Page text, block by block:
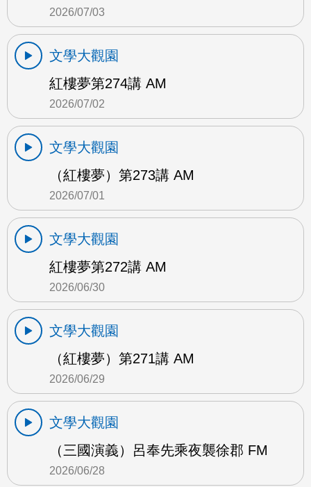
2026/07/03
文學大觀園
紅樓夢第274講 AM
2026/07/02
文學大觀園
（紅樓夢）第273講 AM
2026/07/01
文學大觀園
紅樓夢第272講 AM
2026/06/30
文學大觀園
（紅樓夢）第271講 AM
2026/06/29
文學大觀園
（三國演義）呂奉先乘夜襲徐郡 FM
2026/06/28